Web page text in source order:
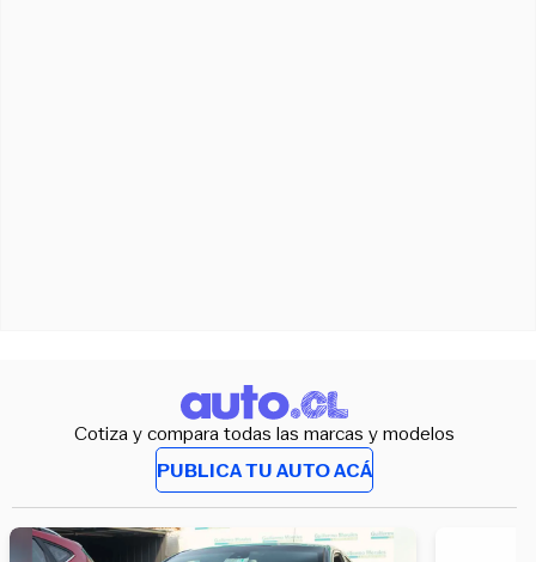
Cotiza y compara todas las marcas y modelos
PUBLICA TU AUTO ACÁ